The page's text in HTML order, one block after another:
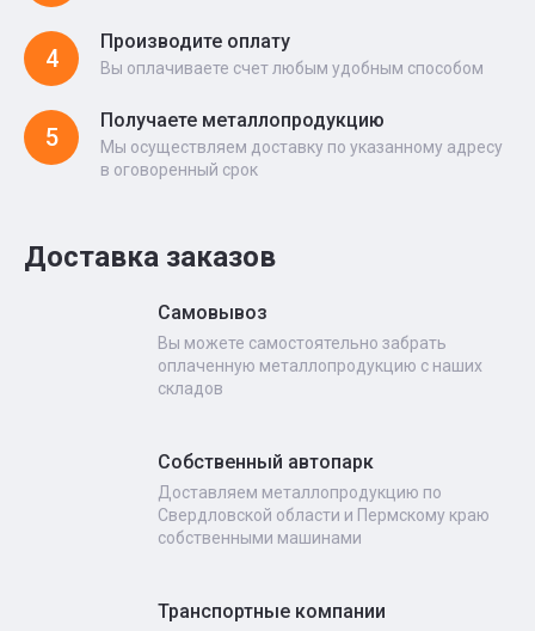
4
Производите оплату
Вы оплачиваете счет любым удобным способом
5
Получаете металлопродукцию
Мы осуществляем доставку по указанному адресу
в оговоренный срок
Доставка заказов
Самовывоз
Вы можете самостоятельно забрать
оплаченную металлопродукцию с наших
складов
Собственный автопарк
Доставляем металлопродукцию по
Свердловской области и Пермскому краю
собственными машинами
Транспортные компании